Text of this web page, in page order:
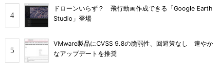
ドローンいらず？ 飛行動画作成できる「Google Earth
Studio」登場
VMware製品にCVSS 9.8の脆弱性、回避策なし 速やか
なアップデートを推奨